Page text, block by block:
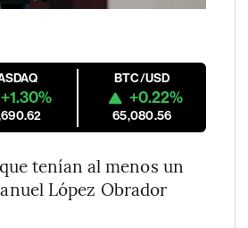
+1.30%
BTC/USD
+0.22%
65,080.56
tenían al menos un
López Obrador